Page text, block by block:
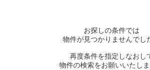
お探しの条件では
物件が見つかりませんでし
再度条件を指定しなおし
物件の検索をお願いいたしま